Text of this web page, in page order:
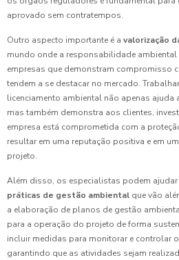
aprovado sem contratempos.
Outro aspecto importante é a valorização
mundo onde a responsabilidade ambiental
empresas que demonstram compromisso
tendem a se destacar no mercado.
licenciamento ambiental não apenas
mas também demonstra aos clientes,
empresa está comprometida com a
resultar em uma reputação positiva e em
projeto.
Além disso, os especialistas podem ajudar
práticas de gestão ambiental que vão
a elaboração de planos de gestão
para a operação do projeto de forma
incluir medidas para monitorar e controlar
garantindo que as atividades sejam